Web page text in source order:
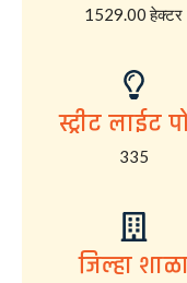
1529.00 हेक्टर
स्ट्रीट लाईट
335
जिल्हा